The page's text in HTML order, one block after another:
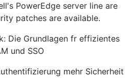
PowerEdge server line are
patches are available.
Die Grundlagen fr effizientes
und SSO
mehr Sicherheit